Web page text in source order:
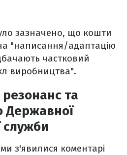
зазначено, що кошти
"написання/адаптацію
частковий
виробництва".
та
Державної
служби
з'явилися коментарі